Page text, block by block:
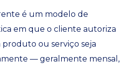
é um modelo de
em que o cliente autoriza
ou serviço seja
— geralmente mensal,